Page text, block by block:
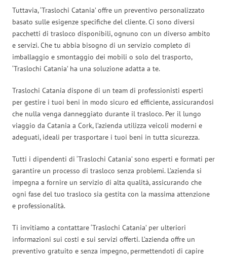
Tuttavia, ‘Traslochi Catania’ offre un preventivo personalizzato
basato sulle esigenze specifiche del cliente. Ci sono diversi
pacchetti di trasloco disponibili, ognuno con un diverso ambito
e servizi. Che tu abbia bisogno di un servizio completo di
imballaggio e smontaggio dei mobili o solo del trasporto,
‘Traslochi Catania’ ha una soluzione adatta a te.
Traslochi Catania dispone di un team di professionisti esperti
per gestire i tuoi beni in modo sicuro ed efficiente, assicurandosi
che nulla venga danneggiato durante il trasloco. Per il lungo
viaggio da Catania a Cork, l’azienda utilizza veicoli moderni e
adeguati, ideali per trasportare i tuoi beni in tutta sicurezza.
Tutti i dipendenti di ‘Traslochi Catania’ sono esperti e formati per
garantire un processo di trasloco senza problemi. L’azienda si
impegna a fornire un servizio di alta qualità, assicurando che
ogni fase del tuo trasloco sia gestita con la massima attenzione
e professionalità.
Ti invitiamo a contattare ‘Traslochi Catania’ per ulteriori
informazioni sui costi e sui servizi offerti. L’azienda offre un
preventivo gratuito e senza impegno, permettendoti di capire